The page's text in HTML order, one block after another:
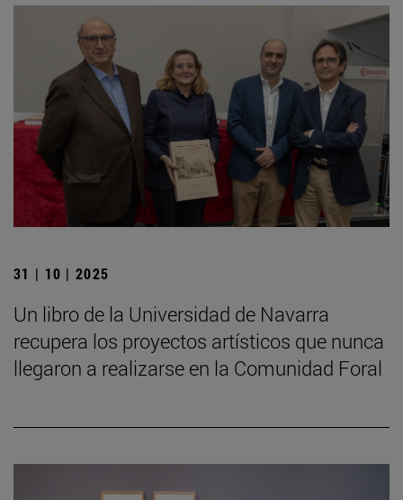
31 | 10 | 2025
Un libro de la Universidad de Navarra
recupera los proyectos artísticos que nunca
llegaron a realizarse en la Comunidad Foral